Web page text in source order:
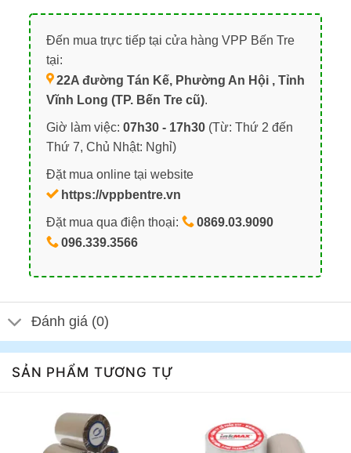
Đến mua trực tiếp tại cửa hàng VPP Bến Tre
tại:
22A đường Tán Kế, Phường An Hội , Tỉnh
Vĩnh Long (TP. Bến Tre cũ).
Giờ làm việc: 07h30 - 17h30(Từ: Thứ 2 đến
Thứ 7, Chủ Nhật: Nghỉ)
Đặt mua online tại website
https://vppbentre.vn
Đặt mua qua điện thoại:
0869.03.9090
096.339.3566
Đánh giá (0)
SẢN PHẨM TƯƠNG TỰ